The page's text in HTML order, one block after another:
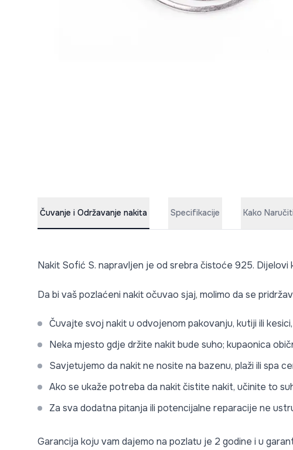
Čuvanje i Održavanje nakita Specifikacije Kako Naručiti
Nakit Sofić S. napravljen je od srebra čistoće 925.
Da bi vaš pozlaćeni nakit očuvao sjaj, molimo da se
Čuvajte svoj nakit u odvojenom pakovanju, kutiji ili
Neka mjesto gdje držite nakit bude suho; kupaonica
Savjetujemo da nakit ne nosite na bazenu, plaži ili spa
Ako se ukaže potreba da nakit čistite nakit, učinite to
Za sva dodatna pitanja ili potencijalne reparacije ne
Garancija koju vam dajemo na pozlatu je 2 godine i u